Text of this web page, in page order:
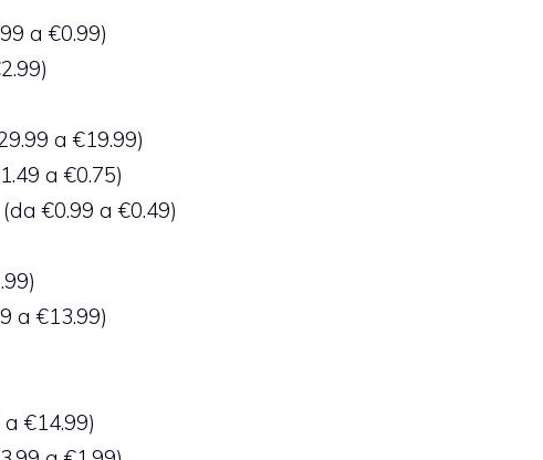
a €0.99)
a €19.99)
a €0.75)
€0.99 a €0.49)
a €13.99)
€14.99)